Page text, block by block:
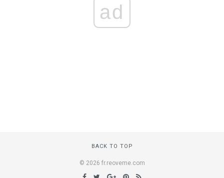
ad
BACK TO TOP
© 2026 fr.reoveme.com